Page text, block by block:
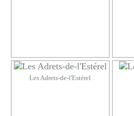
Les Adrets-de-l'Estérel